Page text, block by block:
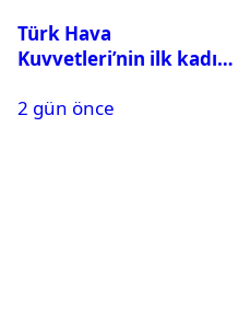
Türk Hava
Kuvvetleri’nin ilk kadın
Karapınar hakkında
2 gün önce